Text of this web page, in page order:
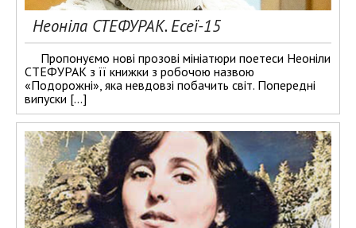
Неоніла СТЕФУРАК. Есеї-15
Пропонуємо нові прозові мініатюри поетеси Неоніли
СТЕФУРАК з її книжки з робочою назвою
«Подорожні», яка невдовзі побачить світ. Попередні
випуски […]